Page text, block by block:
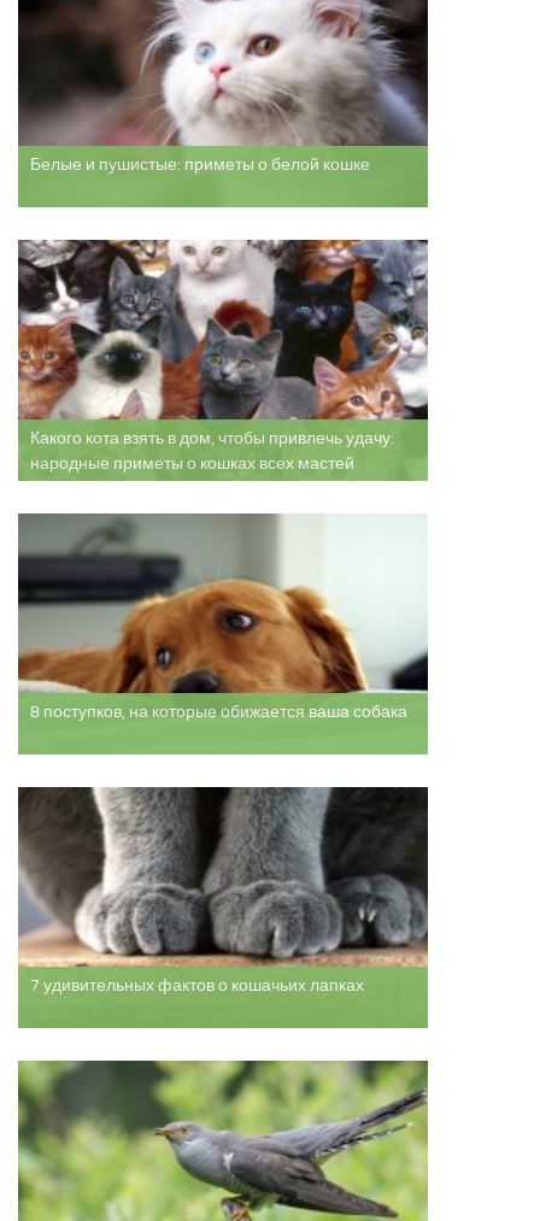
Белые и пушистые: приметы о белой кошке
Какого кота взять в дом, чтобы привлечь удачу:
народные приметы о кошках всех мастей
8 поступков, на которые обижается ваша собака
7 удивительных фактов о кошачьих лапках